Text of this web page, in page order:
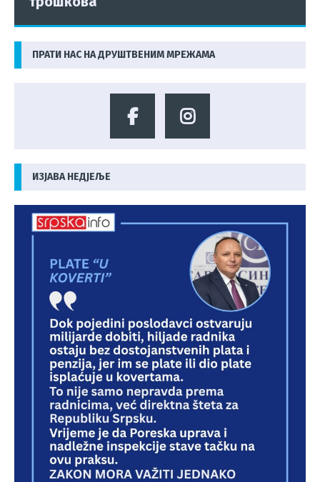
ПРАТИ НАС НА ДРУШТВЕНИМ МРЕЖАМА
ИЗЈАВА НЕДЈЕЉЕ